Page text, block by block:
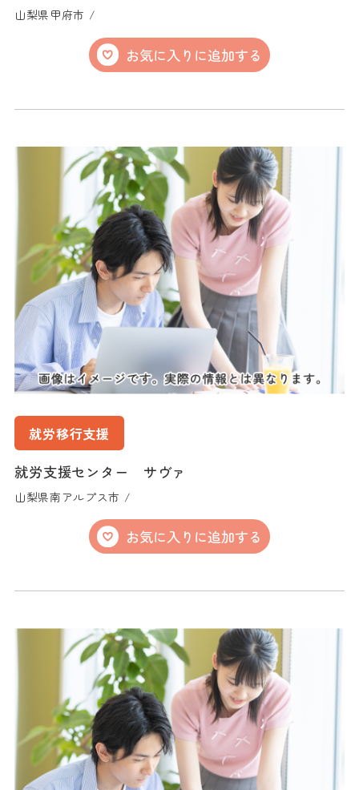
山梨県甲府市 /
お気に入りに追加する
就労移行支援
就労支援センター サヴァ
山梨県南アルプス市 /
お気に入りに追加する